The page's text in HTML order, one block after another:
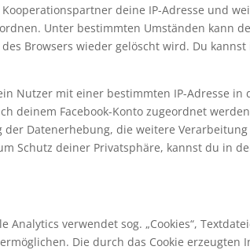
deine IP-Adresse und
Unter bestimmten Umständen kann
Browsers wieder gelöscht wird. Du kannst
Nutzer mit einer bestimmten IP-Adresse in
deinem Facebook-Konto zugeordnet
der Datenerhebung, die weitere
Schutz deiner Privatsphäre, kannst du in
Analytics verwendet sog. „Cookies“,
Die durch das Cookie erzeugten